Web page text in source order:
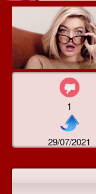
1
29/07/2021